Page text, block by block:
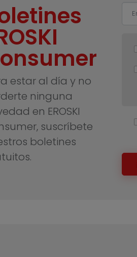
estar al día y no
ninguna
en EROSKI
suscríbete
boletines